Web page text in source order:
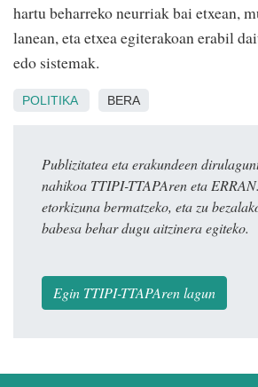
hartu beharreko neurriak bai etxean,
lanean, eta etxea egiterakoan erabil
edo sistemak.
POLITIKA BERA
Publizitatea eta erakundeen
nahikoa TTIPI-TTAPAren eta
etorkizuna bermatzeko, eta zu
babesa behar dugu aitzinera egiteko.
Egin TTIPI-TTAPAren lagun